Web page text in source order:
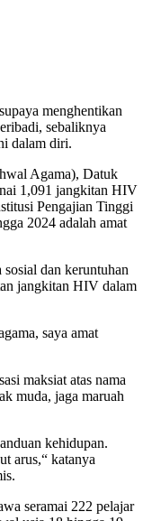
menghentikan
sebaliknya
dalam diri.
Agama), Datuk
1,091 jangkitan HIV
Pengajian Tinggi
2024 adalah amat
dan keruntuhan
jangkitan HIV dalam
saya amat
maksiat atas nama
muda, jaga maruah
kehidupan.
arus,“ katanya
seramai 222 pelajar